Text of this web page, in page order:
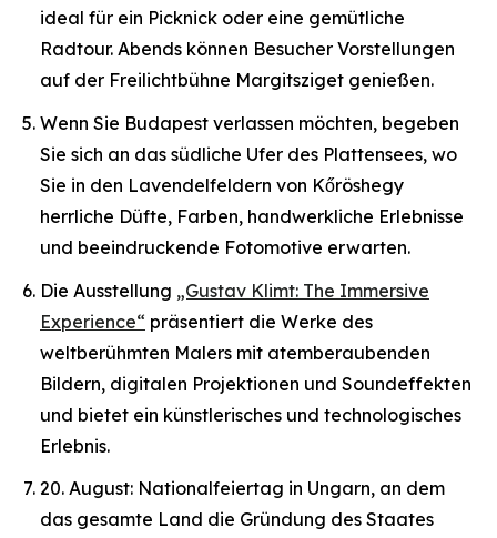
ideal für ein Picknick oder eine gemütliche
Radtour. Abends können Besucher Vorstellungen
auf der Freilichtbühne Margitsziget genießen.
Wenn Sie Budapest verlassen möchten, begeben
Sie sich an das südliche Ufer des Plattensees, wo
Sie in den Lavendelfeldern von Kőröshegy
herrliche Düfte, Farben, handwerkliche Erlebnisse
und beeindruckende Fotomotive erwarten.
Die Ausstellung „Gustav Klimt: The Immersive
Experience“ präsentiert die Werke des
weltberühmten Malers mit atemberaubenden
Bildern, digitalen Projektionen und Soundeffekten
und bietet ein künstlerisches und technologisches
Erlebnis.
20. August: Nationalfeiertag in Ungarn, an dem
das gesamte Land die Gründung des Staates